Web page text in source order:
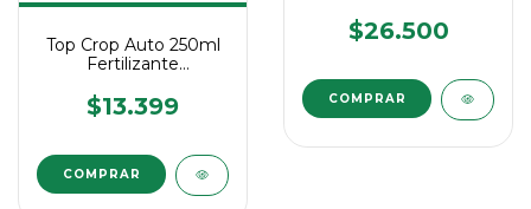
Top Crop Auto 250ml
Fertilizante
$13.399
$26.500